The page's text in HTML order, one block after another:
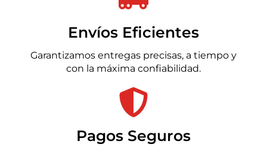
Envíos Eficientes
Garantizamos entregas precisas, a tiempo y
con la máxima confiabilidad.
Pagos Seguros